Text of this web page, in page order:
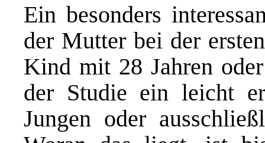
Ein besonders
der Mutter bei der
Kind mit 28 Jahren
der Studie ein leicht
Jungen oder